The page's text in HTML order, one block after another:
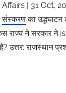
| 31 Oct,
संस्करणका उद्धघाटन
राज्य ने सरकार ने
उत्तर: राजस्थान